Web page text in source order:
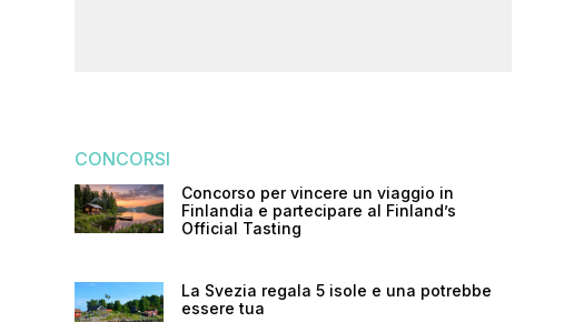
CONCORSI
Concorso per vincere un viaggio in
Finlandia e partecipare al Finland’s
Official Tasting
La Svezia regala 5 isole e una potrebbe
essere tua